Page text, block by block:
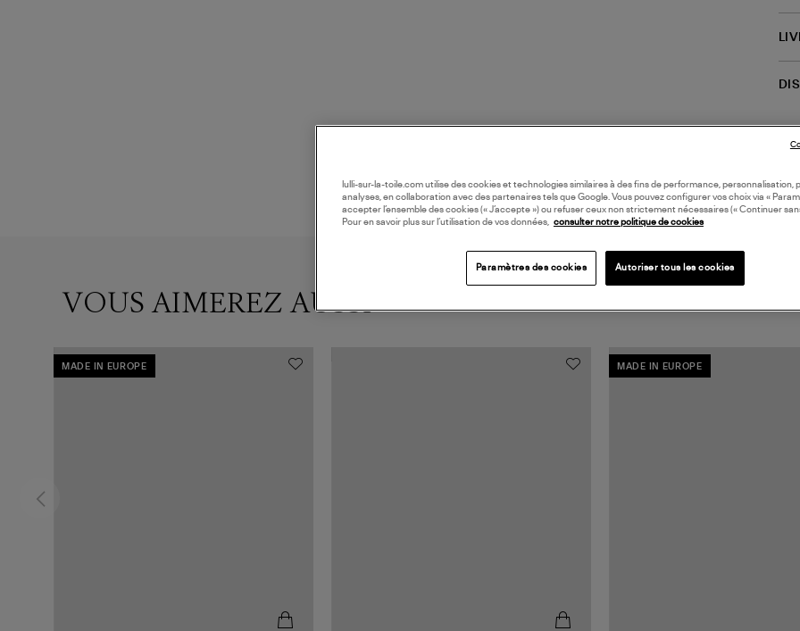
VOUS AIMEREZ AUSSI
MADE IN EUROPE MADE IN EUROPE
lulli-sur-la-toile.com utilise des cookies et technologies similaires à des fins de performance, personnalisation,
analyses, en collaboration avec des partenaires tels que Google. Vous pouvez configurer vos choix via «
accepter l’ensemble des cookies (« J’accepte ») ou refuser ceux non strictement nécessaires (« Continuer
Pour en savoir plus sur l’utilisation de vos données, consulter notre politique de cookies
Paramètres des cookies Autoriser tous les cookies